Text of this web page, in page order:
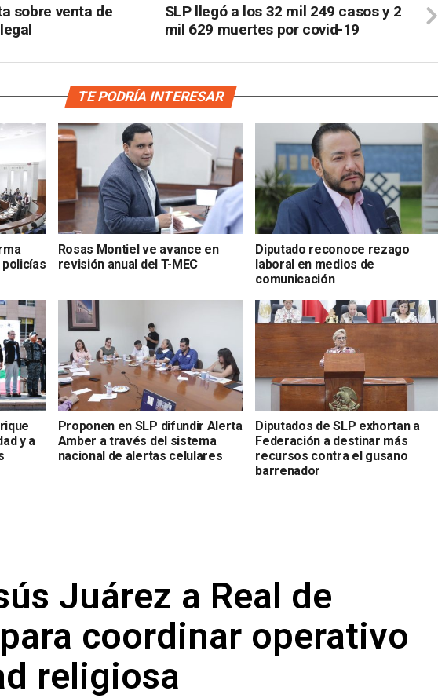
SLP llegó a los 32 mil 249 casos y 2
mil 629 muertes por covid-19
sobre venta de
TE PODRÍA INTERESAR
Rosas Montiel ve avance en
revisión anual del T-MEC
Diputado reconoce rezago
laboral en medios de
comunicación
y a
Proponen en SLP difundir Alerta
Amber a través del sistema
nacional de alertas celulares
Diputados de SLP exhortan a
Federación a destinar más
recursos contra el gusano
barrenador
Juárez a Real de
coordinar operativo
religiosa